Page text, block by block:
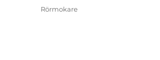
den
Kategorier
Rörmokare